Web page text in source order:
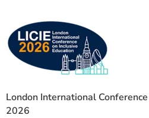
London International
2026